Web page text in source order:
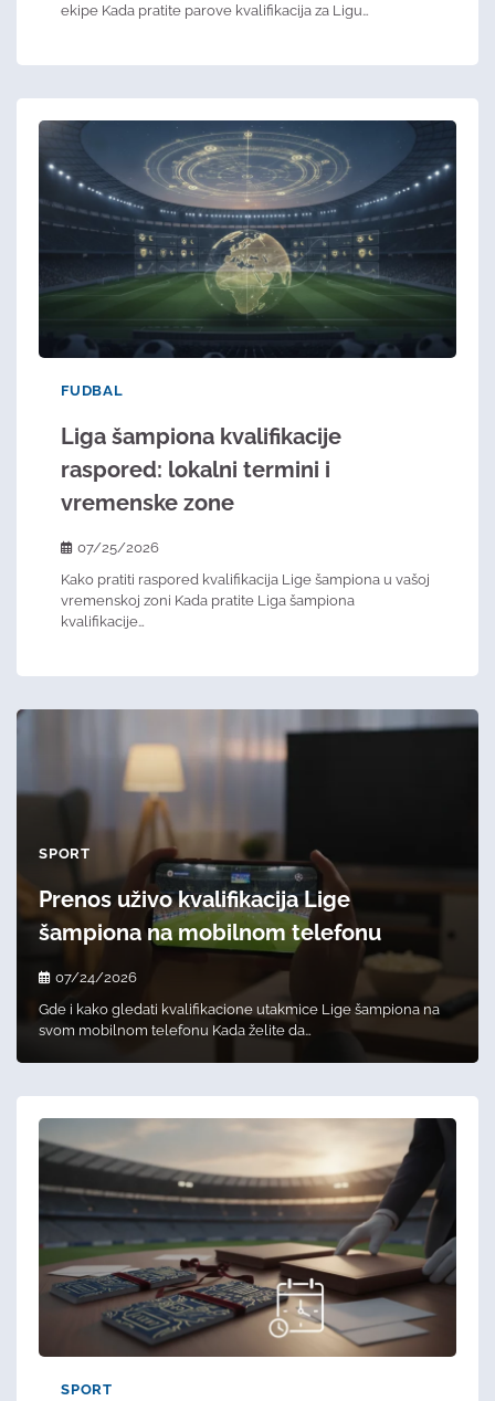
ekipe Kada pratite parove kvalifikacija za Ligu…
FUDBAL
Liga šampiona kvalifikacije
raspored: lokalni termini i
vremenske zone
07/25/2026
Kako pratiti raspored kvalifikacija Lige šampiona u vašoj
vremenskoj zoni Kada pratite Liga šampiona
kvalifikacije…
SPORT
Prenos uživo kvalifikacija Lige
šampiona na mobilnom telefonu
07/24/2026
Gde i kako gledati kvalifikacione utakmice Lige šampiona na
svom mobilnom telefonu Kada želite da…
SPORT